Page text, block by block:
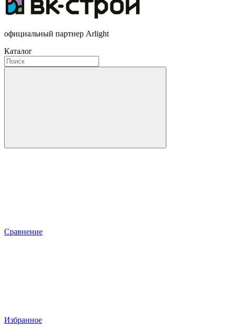
официальный партнер Arlight
Каталог
Сравнение
Избранное